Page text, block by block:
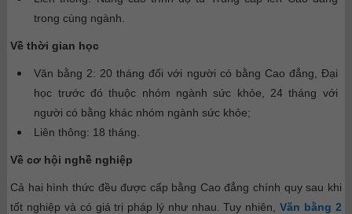
trong cùng ngành.
Về thời gian học
Văn bằng 2: 20 tháng đối với người có bằng Cao đẳng, Đại
học trước đó thuộc nhóm ngành sức khỏe, 24 tháng với
người có bằng khác nhóm ngành sức khỏe;
Liên thông: 18 tháng.
Về cơ hội nghề nghiệp
Cả hai hình thức đều được cấp bằng Cao đẳng chính quy sau khi
tốt nghiệp và có giá trị pháp lý như nhau. Tuy nhiên,Văn bằng 2